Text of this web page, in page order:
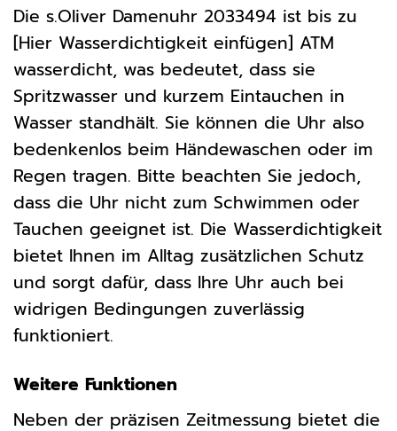
Die s.Oliver Damenuhr 2033494 ist bis zu
[Hier Wasserdichtigkeit einfügen] ATM
wasserdicht, was bedeutet, dass sie
Spritzwasser und kurzem Eintauchen in
Wasser standhält. Sie können die Uhr also
bedenkenlos beim Händewaschen oder im
Regen tragen. Bitte beachten Sie jedoch,
dass die Uhr nicht zum Schwimmen oder
Tauchen geeignet ist. Die Wasserdichtigkeit
bietet Ihnen im Alltag zusätzlichen Schutz
und sorgt dafür, dass Ihre Uhr auch bei
widrigen Bedingungen zuverlässig
funktioniert.
Weitere Funktionen
Neben der präzisen Zeitmessung bietet die